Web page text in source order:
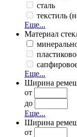
сталь
текстиль
Еще...
Материал
Еще...
Ширина
от
до
Еще...
Ширина
от